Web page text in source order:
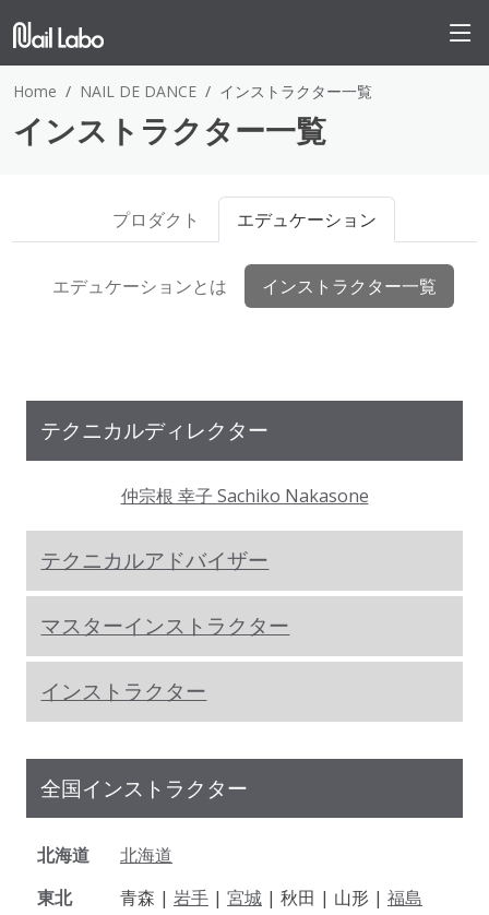
Home NAIL DE DANCE インストラクター一覧
インストラクター一覧
プロダクト エデュケーション
エデュケーションとは インストラクター一覧
テクニカルディレクター
仲宗根 幸子 Sachiko Nakasone
テクニカルアドバイザー
マスターインストラクター
インストラクター
全国インストラクター
北海道
北海道
東北
青森 | 岩手 | 宮城 | 秋田 | 山形 | 福島